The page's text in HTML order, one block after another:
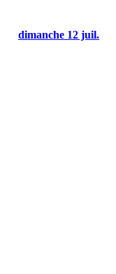
dimanche 12 juil.